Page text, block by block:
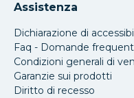
Assistenza
Dichiarazione di
Faq - Domande
Condizioni generali di
Garanzie sui prodotti
Diritto di recesso